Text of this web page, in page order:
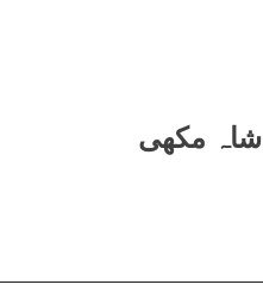
شاہ مکھی